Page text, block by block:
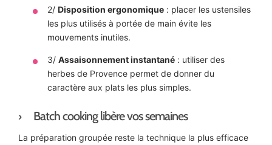
2/ Disposition ergonomique : placer les ustensiles
les plus utilisés à portée de main évite les
mouvements inutiles.
3/ Assaisonnement instantané : utiliser des
herbes de Provence permet de donner du
caractère aux plats les plus simples.
Batch cooking libère vos semaines
La préparation groupée reste la technique la plus efficace